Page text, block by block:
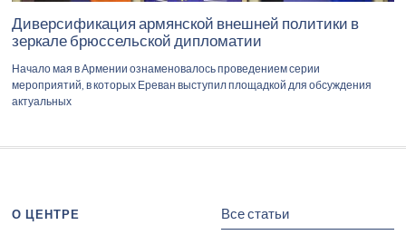
Диверсификация армянской внешней политики в
зеркале брюссельской дипломатии
Начало мая в Армении ознаменовалось проведением серии
мероприятий, в которых Ереван выступил площадкой для обсуждения
актуальных
О ЦЕНТРЕ
Все статьи